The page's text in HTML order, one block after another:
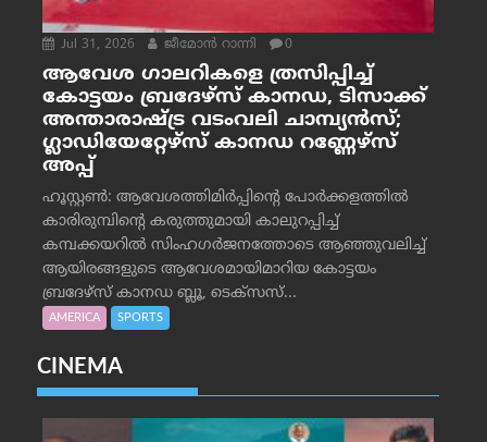
Jul 31, 2026 ജീമോന്‍ റാന്നി 0
ആവേശ ഗാലറികളെ ത്രസിപ്പിച്ച്
കോട്ടയം ബ്രദേഴ്‌സ് കാനഡ, ടിസാക്ക്
അന്താരാഷ്ട്ര വടംവലി ചാമ്പ്യന്‍സ്;
ഗ്ലാഡിയേറ്റേഴ്‌സ് കാനഡ റണ്ണേഴ്‌സ്
അപ്പ്
ഹൂസ്റ്റണ്‍: ആവേശത്തിമിര്‍പ്പിന്റെ പോര്‍ക്കളത്തില്‍
കാരിരുമ്പിന്റെ കരുത്തുമായി കാലുറപ്പിച്ച്
കമ്പക്കയറില്‍ സിംഹഗര്‍ജനത്തോടെ ആഞ്ഞുവലിച്ച്
ആയിരങ്ങളുടെ ആവേശമായിമാറിയ കോട്ടയം
ബ്രദേഴ്‌സ് കാനഡ ബ്ലൂ, ടെക്‌സസ്...
AMERICA SPORTS
CINEMA